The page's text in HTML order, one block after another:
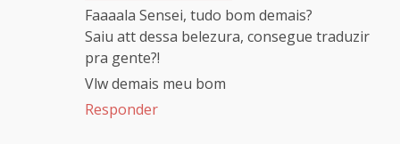
Faaaala Sensei, tudo bom demais?
Saiu att dessa belezura, consegue traduzir
pra gente?!
Vlw demais meu bom
Responder